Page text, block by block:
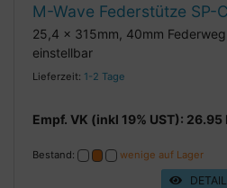
M-Wave Federstütze SP-
25,4 x 315mm, 40mm
einstellbar
Lieferzeit: 1-2 Tage
Empf. VK (inkl 19% UST): 26.95
Bestand: wenige auf Lager